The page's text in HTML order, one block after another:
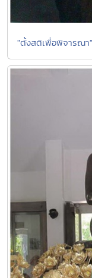
"ตั้งสติเพื่อพิจารณา